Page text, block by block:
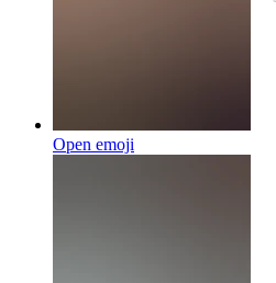
Open emoji